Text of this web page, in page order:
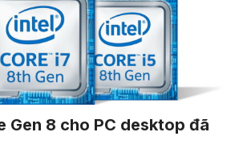
Gen 8 cho PC desktop đã